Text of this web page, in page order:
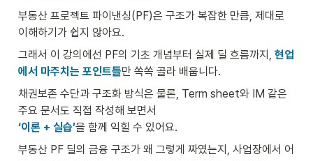
부동산 프로젝트 파이낸싱(PF)은 구조가 복잡한 만큼, 제대로
이해하기가 쉽지 않아요.
그래서 이 강의에선 PF의 기초 개념부터 실제 딜 흐름까지, 현업
에서 마주치는 포인트들만 쏙쏙 골라 배웁니다.
채권보존 수단과 구조화 방식은 물론, Term sheet와 IM 같은
‘이론 + 실습’을 함께 익힐 수 있어요.
부동산 PF 딜의 금융 구조가 왜 그렇게 짜였는지, 사업장에서 어